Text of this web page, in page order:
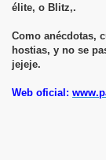
élite, o Blitz,.
Como anécdotas,
hostias, y no se
jejeje.
Web oficial: